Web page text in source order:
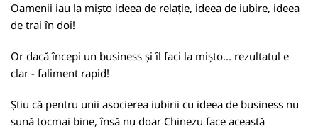
Oamenii iau la mișto ideea de relație, ideea de iubire, ideea
de trai în doi!
Or dacă începi un business și îl faci la mișto... rezultatul e
clar - faliment rapid!
Știu că pentru unii asocierea iubirii cu ideea de business nu
sună tocmai bine, însă nu doar Chinezu face această